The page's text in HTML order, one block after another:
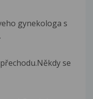
gynekologa s
se